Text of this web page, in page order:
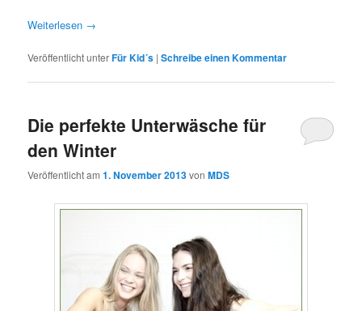
Weiterlesen →
Veröffentlicht unterFür Kid´s |Schreibe einen Kommentar
Die perfekte Unterwäsche für
den Winter
Veröffentlicht am1. November 2013vonMDS